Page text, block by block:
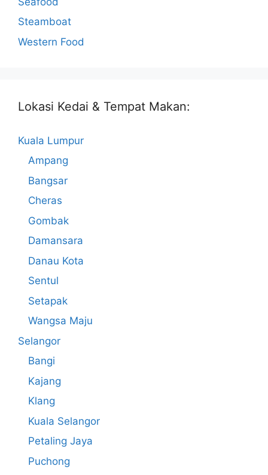
Steamboat
Western Food
Lokasi Kedai & Tempat Makan:
Kuala Lumpur
Ampang
Bangsar
Cheras
Gombak
Damansara
Danau Kota
Sentul
Setapak
Wangsa Maju
Selangor
Bangi
Kajang
Klang
Kuala Selangor
Petaling Jaya
Puchong